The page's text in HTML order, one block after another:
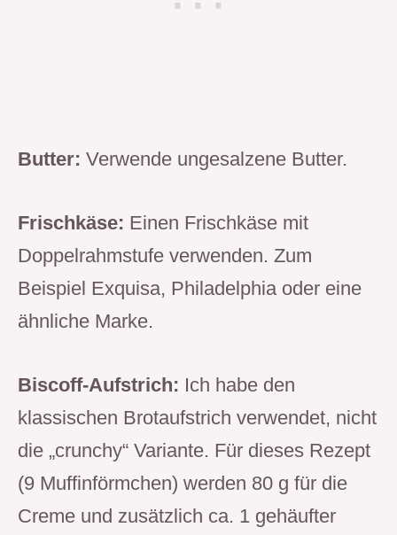
Butter: Verwende ungesalzene Butter.
Frischkäse: Einen Frischkäse mit
Doppelrahmstufe verwenden. Zum
Beispiel Exquisa, Philadelphia oder eine
ähnliche Marke.
Biscoff-Aufstrich: Ich habe den
klassischen Brotaufstrich verwendet, nicht
die „crunchy“ Variante. Für dieses Rezept
(9 Muffinförmchen) werden 80 g für die
Creme und zusätzlich ca. 1 gehäufter